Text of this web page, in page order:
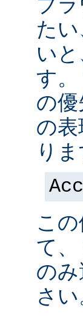
た
い
す
の
の
りま
こ
て
の
さい